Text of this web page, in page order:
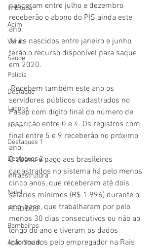
Imbituba
Acim
Verão
Saúde
Polícia
Destaque
Laguna
Linha
Destaques 1
Destaques 2
infraestrutura
Natal
PERDIDOS
Bombeiros
Ação Social
nasceram entre julho e dezembro
receberão o abono do PIS ainda este
ano.
Já os nascidos entre janeiro e junho
terão o recurso disponível para saque
em 2020.
Recebem também este ano os
servidores públicos cadastrados no
Pasep com dígito final do número de
inscrição entre 0 e 4. Os registros com
final entre 5 e 9 receberão no próximo
ano.
O abono é pago aos brasileiros
cadastrados no sistema há pelo menos
cinco anos, que receberam até dois
salários mínimos (R$ 1.996) durante o
ano-base, que trabalharam por pelo
menos 30 dias consecutivos ou não ao
longo do ano e tiveram os dados
informados pelo empregador na Rais